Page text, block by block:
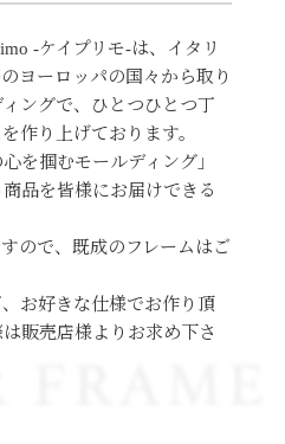
内
より御覧くださ
覧いただくた
どで再読み込み
-ケイプリモ-は、イタリ
ヨーロッパの国々から取り
ングで、ひとつひとつ丁
作り上げております。
を掴むモールディング」
品を皆様にお届けできる
ので、既成のフレームはご
お好きな仕様でお作り頂
販売店様よりお求め下さ